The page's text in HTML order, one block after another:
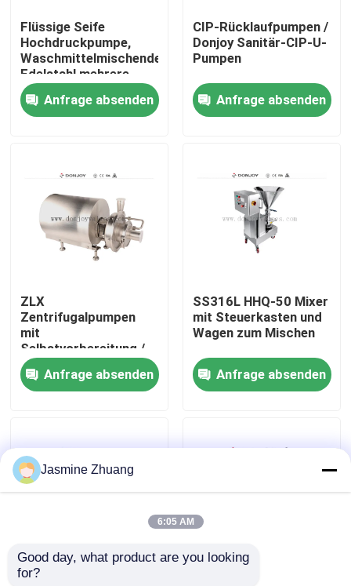
Produkte
Videos
Werksbesichtigung
Qualitätskontrolle
Neuigkeiten
Gesundheitliches Membranventil
Flüssige Seife
Hochdruckpumpe,
Waschmittelmischende
Edelstahl mehrere
homogene Pumpen
Anfrage absenden
CIP-Rücklaufpumpen /
Donjoy Sanitär-CIP-U-
Pumpen
Anfrage absenden
ZLX
Zentrifugalpumpen
mit
Selbstvorbereitung /
Donjoy-ZLX-35-1
Anfrage absenden
SS316L HHQ-50 Mixer
mit Steuerkasten und
Wagen zum Mischen
Anfrage absenden
Sinuspumpe Donjoy
Jasmine Zhuang
6:05 AM
Good day, what product are you looking
for?